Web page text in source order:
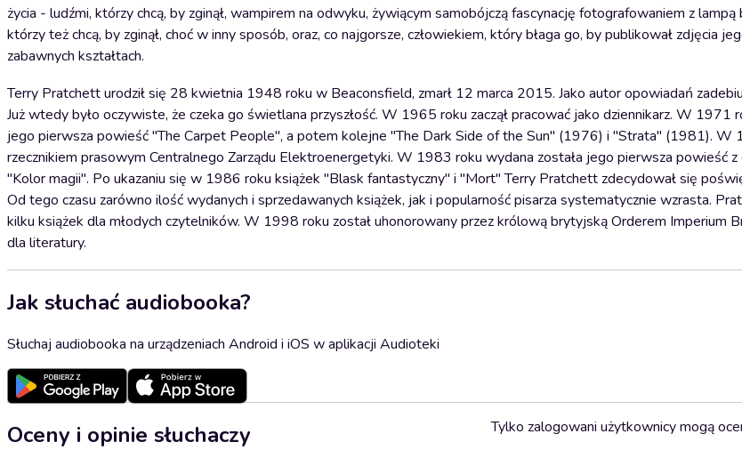
życia - ludźmi, którzy chcą, by zginął, wampirem na odwyku, żywiącym samobójczą fascynację fotografowaniem z lampą
którzy też chcą, by zginął, choć w inny sposób, oraz, co najgorsze, człowiekiem, który błaga go, by publikował zdjęcia
zabawnych kształtach.
Terry Pratchett urodził się 28 kwietnia 1948 roku w Beaconsfield, zmarł 12 marca 2015. Jako autor opowiadań
Już wtedy było oczywiste, że czeka go świetlana przyszłość. W 1965 roku zaczął pracować jako dziennikarz. W 1971
jego pierwsza powieść "The Carpet People", a potem kolejne "The Dark Side of the Sun" (1976) i "Strata" (1981). W
rzecznikiem prasowym Centralnego Zarządu Elektroenergetyki. W 1983 roku wydana została jego pierwsza powieść
"Kolor magii". Po ukazaniu się w 1986 roku książek "Blask fantastyczny" i "Mort" Terry Pratchett zdecydował się
Od tego czasu zarówno ilość wydanych i sprzedawanych książek, jak i popularność pisarza systematycznie wzrasta.
kilku książek dla młodych czytelników. W 1998 roku został uhonorowany przez królową brytyjską Orderem Imperium
dla literatury.
Jak słuchać audiobooka?
Słuchaj audiobooka na urządzeniach Android i iOS w aplikacji Audioteki
Oceny i opinie słuchaczy Tylko zalogowani użytkownicy mogą